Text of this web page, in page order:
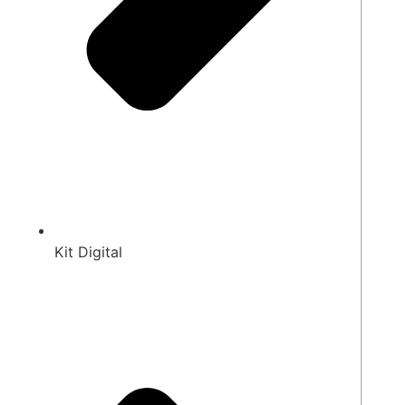
Kit Digital